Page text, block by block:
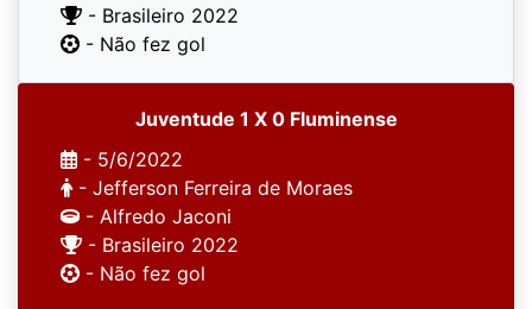
- Brasileiro 2022
- Não fez gol
Juventude 1 X 0 Fluminense
- 5/6/2022
- Jefferson Ferreira de Moraes
- Alfredo Jaconi
- Brasileiro 2022
- Não fez gol